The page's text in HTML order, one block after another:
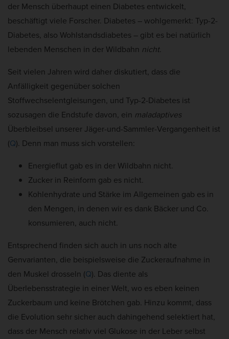
der Mensch überhaupt einen Diabetes entwickelt,
beschäftigt viele Forscher. Diabetes – wohlgemerkt: Typ-2-
Diabetes, also Wohlstandsdiabetes – gibt es bei natürlich
lebenden Menschen in der Wildbahn nicht.
Seit vielen Jahren wird daher diskutiert, dass die
Anfälligkeit gegenüber solchen
Stoffwechselentgleisungen, und Typ-2-Diabetes ist
sozusagen die Endstufe davon, ein maladaptives
Überbleibsel unserer Jäger-und-Sammler-Vergangenheit ist
(Q). Denn man muss sich vorstellen:
Energieflut gab es in der Wildbahn nicht.
Zucker in Reinform gab es nicht.
Kohlenhydrate und Stärke im Allgemeinen gab es in
den Mengen, in denen wir es dank Bäcker und Co.
konsumieren, auch nicht.
Entsprechend finden sich auch in uns noch alte
Genvarianten, die beispielsweise die Zuckeraufnahme in
den Muskel drosseln (Q). Das diente als
Überlebensstrategie in einer Welt, wo es eben keinen
Zuckerbaum und keine Brötchen gab. Hinzu kommt, dass
die Evolution sehr sicher auch dahingehend selektiert hat,
dass der Mensch relativ viel Glukose in der Leber selbst